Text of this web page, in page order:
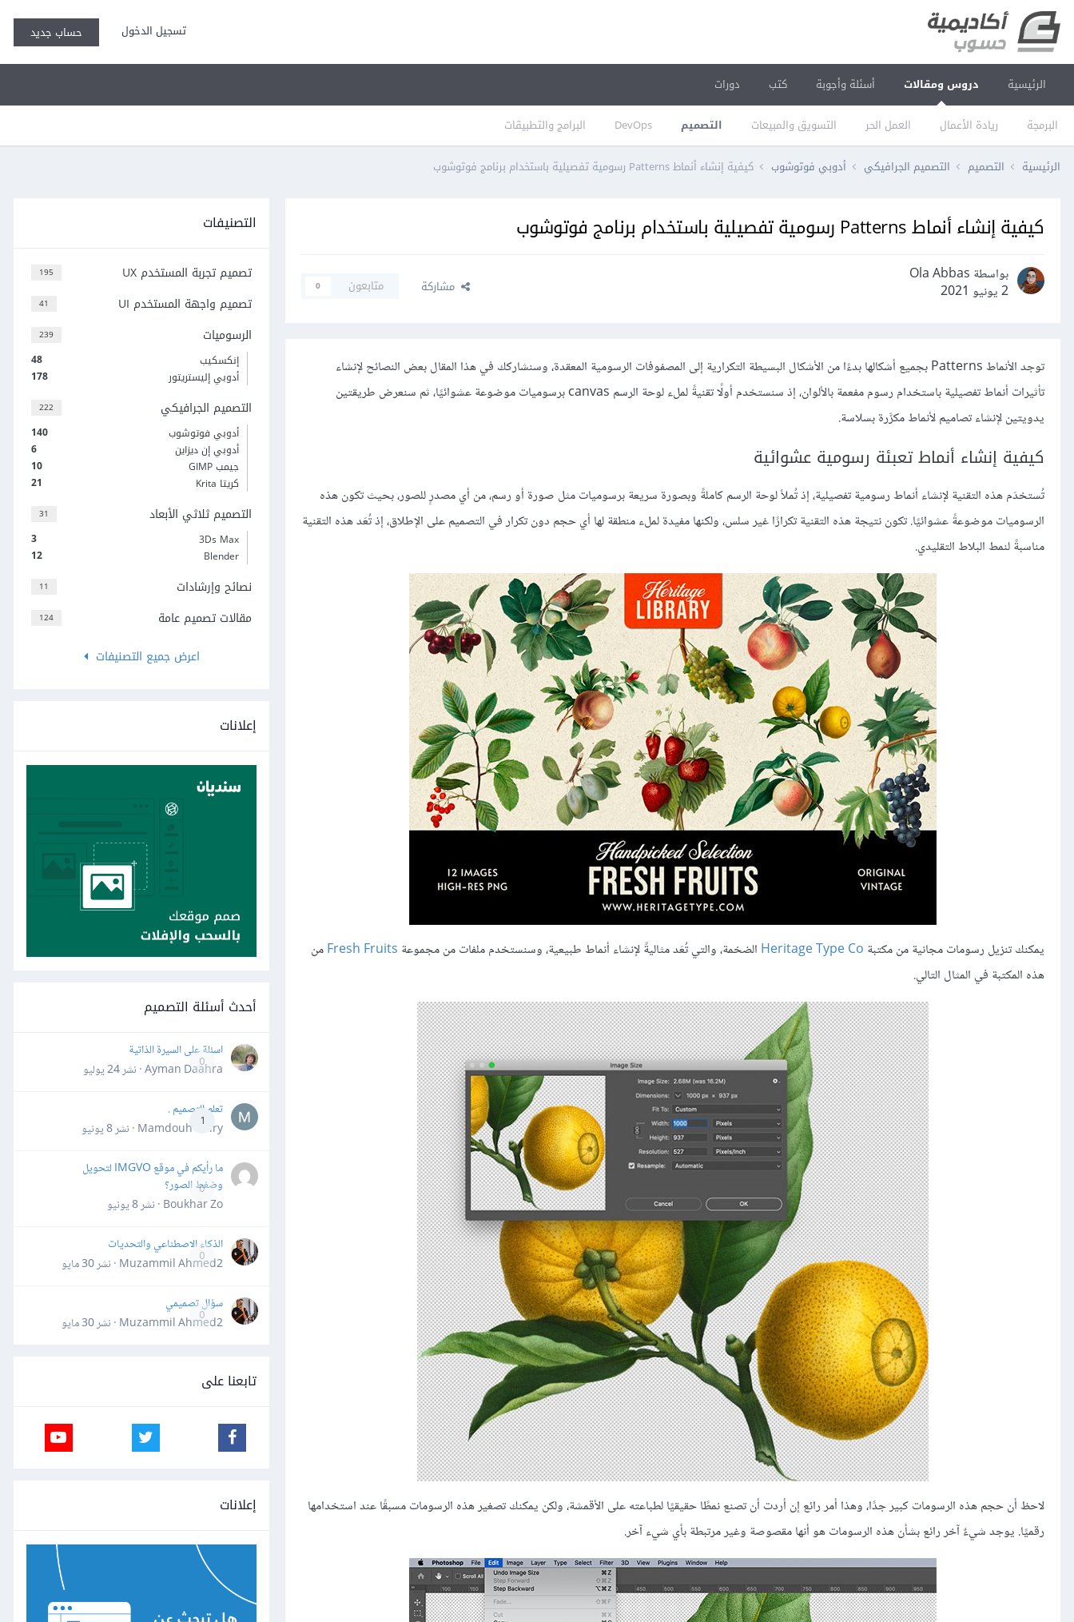
تسجيل الدخول حساب جديد
الرئيسية دروس ومقالات
البرمجة ريادة الأعمال العمل الحر التسويق والمبيعات التصميم DevOps البرامج والتطبيقات
أسئلة وأجوبة كتب دورات
الرئيسية التصميم التصميم الجرافيكي أدوبي فوتوشوب كيفية إنشاء أنماط Patterns رسومية تفصيلية باستخدام برنامج فوتوشوب
كيفية إنشاء أنماط Patterns رسومية تفصيلية باستخدام برنامج فوتوشوب
بواسطة Ola Abbas
2 يونيو 2021
مشاركة متابعون 0
توجد الأنماط Patterns بجميع أشكالها بدءًا من الأشكال البسيطة التكرارية إلى المصفوفات الرسومية المعقدة، وسنشاركك في هذا المقال بعض النصائح لإنشاء
تأثيرات أنماط تفصيلية باستخدام رسوم مفعمة بالألوان، إذ سنستخدم أولًا تقنيةً لملء لوحة الرسم canvas برسوميات موضوعة عشوائيًا، ثم سنعرض طريقتين
يدويتين لإنشاء تصاميم لأنماط مكرَّرة بسلاسة.
كيفية إنشاء أنماط تعبئة رسومية عشوائية
تُستخدَم هذه التقنية لإنشاء أنماط رسومية تفصيلية، إذ تُملأ لوحة الرسم كاملةً وبصورة سريعة برسوميات مثل صورة أو رسم، من أي مصدرٍ للصور، بحيث تكون هذه
الرسوميات موضوعةً عشوائيًا. تكون نتيجة هذه التقنية تكرارًا غير سلس، ولكنها مفيدة لملء منطقة لها أي حجم دون تكرار في التصميم على الإطلاق، إذ تُعَد هذه التقنية
مناسبةً لنمط البلاط التقليدي.
يمكنك تنزيل رسومات مجانية من مكتبة Heritage Type Co الضخمة، والتي تُعَد مثاليةً لإنشاء أنماط طبيعية، وسنستخدم ملفات من مجموعة Fresh Fruitsمن
هذه المكتبة في المثال التالي.
لاحظ أن حجم هذه الرسومات كبير جدًا، وهذا أمر رائع إن أردت أن تصنع نمطًا حقيقيًا لطباعته على الأقمشة، ولكن يمكنك تصغير هذه الرسومات مسبقًا عند استخدامها
رقميًا. يوجد شيءٌ آخر رائع بشأن هذه الرسومات هو أنها مقصوصة وغير مرتبطة بأي شيء آخر.
التصنيفات
195 تصميم تجربة المستخدم UX
41 تصميم واجهة المستخدم UI
239 الرسوميات
48
إنكسكيب
178
أدوبي إليستريتور
222 التصميم الجرافيكي
140
أدوبي فوتوشوب
6
أدوبي إن ديزاين
10
جيمب GIMP
21
كريتا Krita
31 التصميم ثلاثي الأبعاد
3
3Ds Max
12
Blender
11 نصائح وإرشادات
124
مقالات تصميم عامة
اعرض جميع التصنيفات
إعلانات
أحدث أسئلة التصميم
0
اسئلة على السيرة الذاتية
Ayman Daahra · نشر
24 يوليو
1
تعلم التصميم .
Mamdouh Khiry · نشر
8 يونيو
0
ما رأيكم في موقع IMGVO لتحويل
وضغط الصور؟
Boukhar Zo · نشر
8 يونيو
0
الذكاء الاصطناعي والتحديات
Muzammil Ahmed2 · نشر
30 مايو
0
سؤال تصميمي
Muzammil Ahmed2 · نشر
30 مايو
تابعنا على
إعلانات